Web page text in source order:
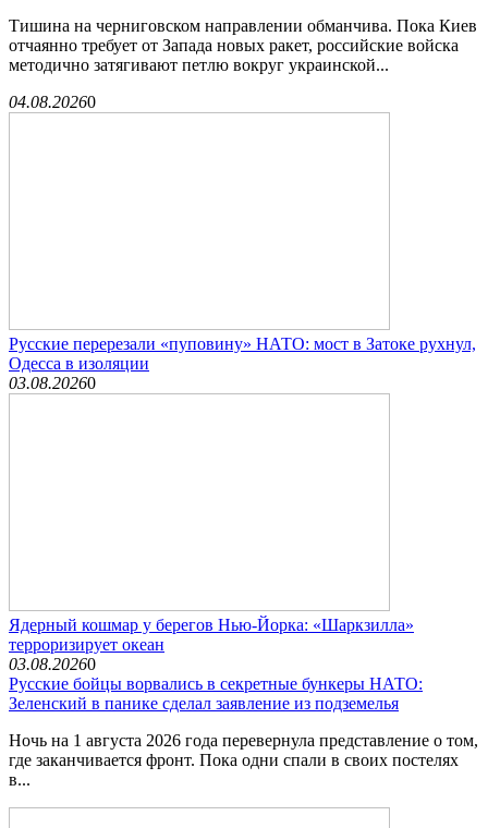
Тишина на черниговском направлении обманчива. Пока Киев
отчаянно требует от Запада новых ракет, российские войска
методично затягивают петлю вокруг украинской...
04.08.20260
Русские перерезали «пуповину» НАТО: мост в Затоке рухнул,
Одесса в изоляции
03.08.20260
Ядерный кошмар у берегов Нью-Йорка: «Шаркзилла»
терроризирует океан
03.08.20260
Русские бойцы ворвались в секретные бункеры НАТО:
Зеленский в панике сделал заявление из подземелья
Ночь на 1 августа 2026 года перевернула представление о том,
где заканчивается фронт. Пока одни спали в своих постелях
в...